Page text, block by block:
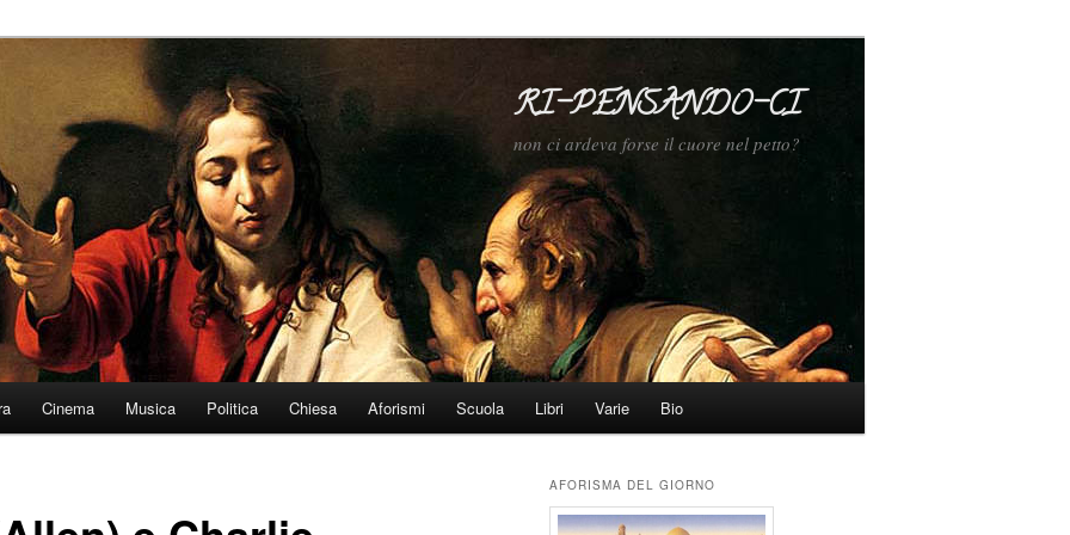
RI-PENSANDO-CI
non ci ardeva forse il cuore nel petto?
Cinema Musica Politica Chiesa Aforismi Scuola Libri Varie Bio
AFORISMA DEL GIORNO